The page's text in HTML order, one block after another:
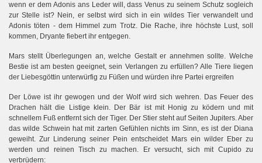
wenn er dem Adonis ans Leder will, dass Venus zu seinem Schutz sogleich
zur Stelle ist? Nein, er selbst wird sich in ein wildes Tier verwandelt und
Adonis töten - dem Himmel zum Trotz. Die Rache, ihre höchste Lust, soll
kommen, Dryante fiebert ihr entgegen.
Mars stellt Überlegungen an, welche Gestalt er annehmen sollte. Welche
Bestie ist am besten geeignet, sein Verlangen zu erfüllen? Alle Tiere liegen
der Liebesgöttin unterwürfig zu Füßen und würden ihre Partei ergreifen
Der Löwe ist ihr gewogen und der Wolf wird sich wehren. Das Feuer des
Drachen hält die Listige klein. Der Bär ist mit Honig zu ködern und mit
schnellem Fuß entfernt sich der Tiger. Der Stier steht auf Seiten Jupiters. Aber
das wilde Schwein hat mit zarten Gefühlen nichts im Sinn, es ist der Diana
geweiht. Zur Linderung seiner Pein entscheidet Mars ein wilder Eber zu
werden und reinen Tisch zu machen. Er versucht, sich mit Cupido zu
verbrüdern: